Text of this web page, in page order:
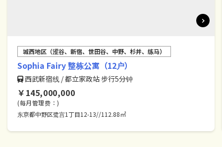
城西地区（涩谷、新宿、世田谷、中野、杉并、练马）
Sophia Fairy 整栋公寓（12户）
西武新宿线 / 都立家政站 步行5分钟
￥145,000,000
(每月管理费：)
东京都中野区鹭宫1丁目12-13//112.88㎡